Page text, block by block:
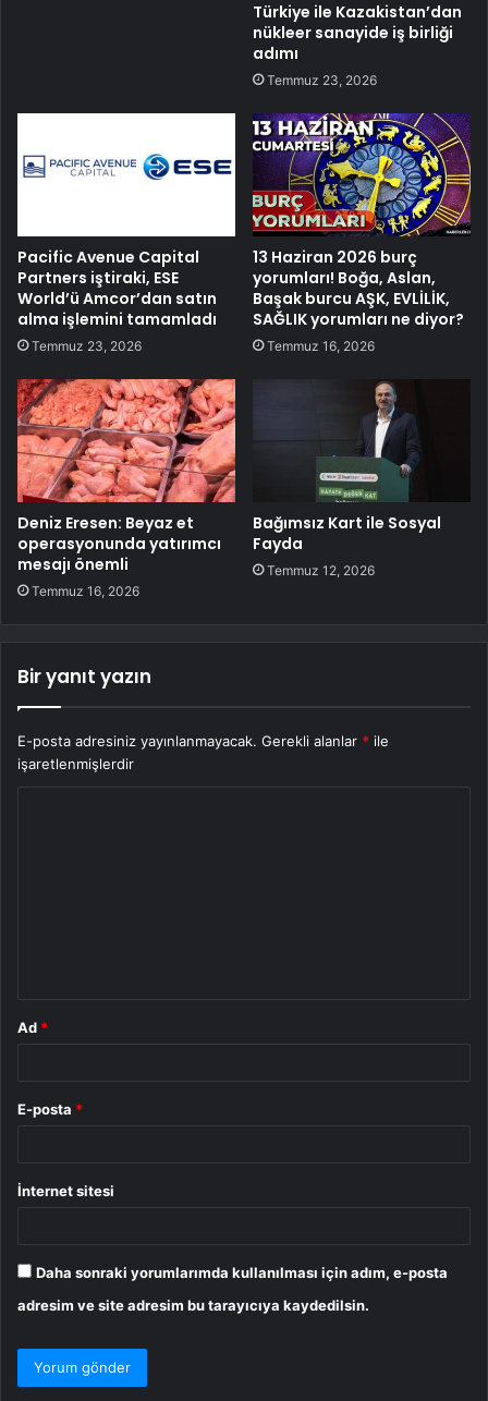
Türkiye ile Kazakistan’dan
nükleer sanayide iş birliği
adımı
Temmuz 23, 2026
Pacific Avenue Capital
Partners iştiraki, ESE
World’ü Amcor’dan satın
alma işlemini tamamladı
Temmuz 23, 2026
13 Haziran 2026 burç
yorumları! Boğa, Aslan,
Başak burcu AŞK, EVLİLİK,
SAĞLIK yorumları ne diyor?
Temmuz 16, 2026
Deniz Eresen: Beyaz et
operasyonunda yatırımcı
mesajı önemli
Temmuz 16, 2026
Bağımsız Kart ile Sosyal
Fayda
Temmuz 12, 2026
Bir yanıt yazın
E-posta adresiniz yayınlanmayacak. Gerekli alanlar * ile
işaretlenmişlerdir
Ad *
E-posta *
İnternet sitesi
Daha sonraki yorumlarımda kullanılması için adım, e-posta
adresim ve site adresim bu tarayıcıya kaydedilsin.